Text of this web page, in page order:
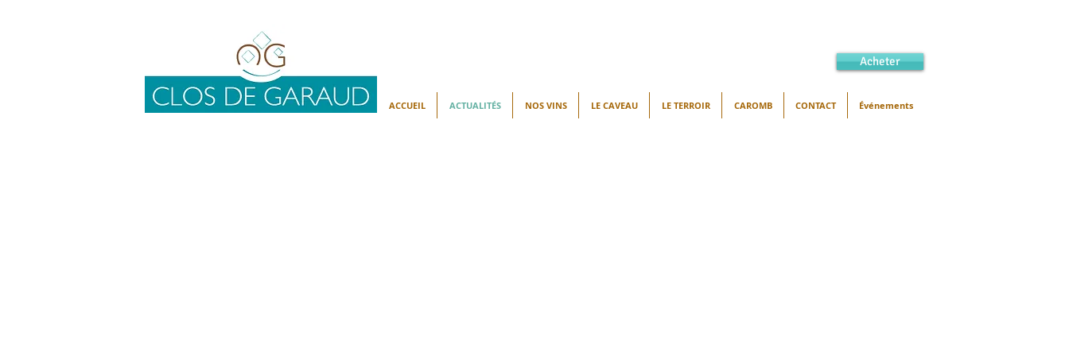
Acheter
ACCUEIL ACTUALITÉS NOS VINS LE CAVEAU LE TERROIR CAROMB CONTACT Événements